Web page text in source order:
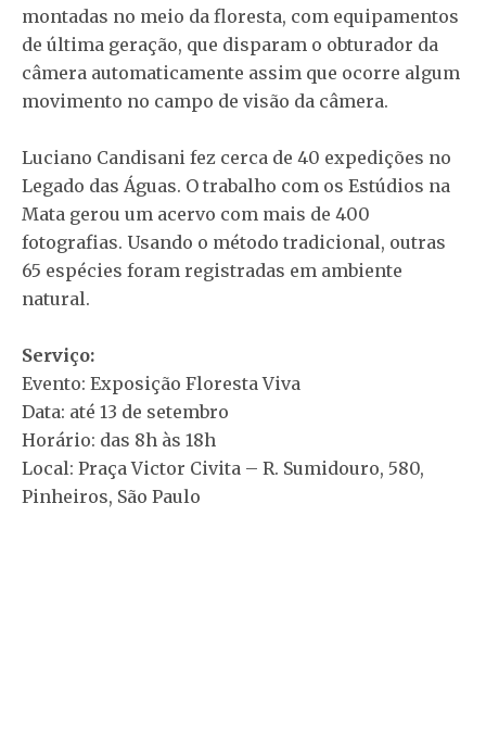
montadas no meio da floresta, com equipamentos
de última geração, que disparam o obturador da
câmera automaticamente assim que ocorre algum
movimento no campo de visão da câmera.
Luciano Candisani fez cerca de 40 expedições no
Legado das Águas. O trabalho com os Estúdios na
Mata gerou um acervo com mais de 400
fotografias. Usando o método tradicional, outras
65 espécies foram registradas em ambiente
natural.
Serviço:
Evento: Exposição Floresta Viva
Data: até 13 de setembro
Horário: das 8h às 18h
Local: Praça Victor Civita – R. Sumidouro, 580,
Pinheiros, São Paulo